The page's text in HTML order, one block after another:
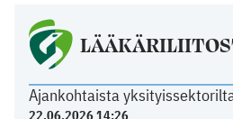
Ajankohtaista
22.06.2026 14:26